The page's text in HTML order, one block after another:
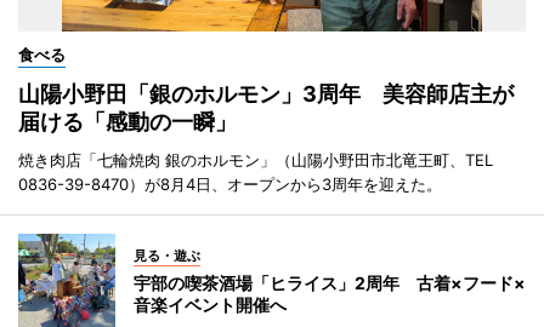
食べる
山陽小野田「銀のホルモン」3周年 美容師店主が
届ける「感動の一瞬」
焼き肉店「七輪焼肉 銀のホルモン」（山陽小野田市北竜王町、TEL
0836-39-8470）が8月4日、オープンから3周年を迎えた。
見る・遊ぶ
宇部の喫茶酒場「ヒライス」2周年 古着×フード×
音楽イベント開催へ